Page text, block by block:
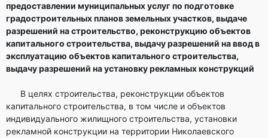
предоставлении муниципальных услуг по подготовке
градостроительных планов земельных участков, выдаче
разрешений на строительство, реконструкцию объектов
капитального строительства, выдачу разрешений на ввод в
эксплуатацию объектов капитального строительства,
выдачу разрешений на установку рекламных конструкций
В целях строительства, реконструкции объектов
капитального строительства, в том числе и объектов
индивидуального жилищного строительства, установки
рекламной конструкции на территории Николаевского